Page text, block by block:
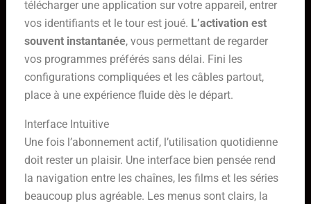
télécharger une application sur votre appareil, entrer
vos identifiants et le tour est joué. L’activation est
souvent instantanée, vous permettant de regarder
vos programmes préférés sans délai. Fini les
configurations compliquées et les câbles partout,
place à une expérience fluide dès le départ.
Interface Intuitive
Une fois l’abonnement actif, l’utilisation quotidienne
doit rester un plaisir. Une interface bien pensée rend
la navigation entre les chaînes, les films et les séries
beaucoup plus agréable. Les menus sont clairs, la